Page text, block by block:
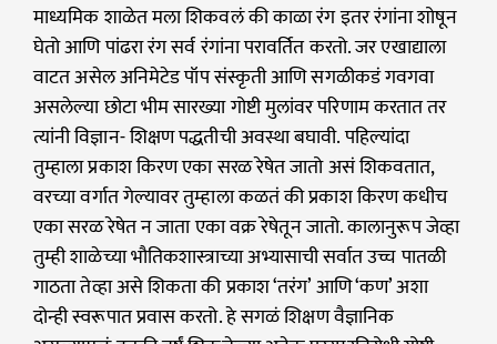
माध्यमिक शाळेत मला शिकवलं की काळा रंग इतर रंगांना शोषून
घेतो आणि पांढरा रंग सर्व रंगांना परावर्तित करतो. जर एखाद्याला
वाटत असेल अनिमेटेड पॉप संस्कृती आणि सगळीकडं गवगवा
असलेल्या छोटा भीम सारख्या गोष्टी मुलांवर परिणाम करतात तर
त्यांनी विज्ञान- शिक्षण पद्धतीची अवस्था बघावी. पहिल्यांदा
तुम्हाला प्रकाश किरण एका सरळ रेषेत जातो असं शिकवतात,
वरच्या वर्गात गेल्यावर तुम्हाला कळतं की प्रकाश किरण कधीच
एका सरळ रेषेत न जाता एका वक्र रेषेतून जातो. कालानुरूप जेव्हा
तुम्ही शाळेच्या भौतिकशास्त्राच्या अभ्यासाची सर्वात उच्च पातळी
गाठता तेव्हा असे शिकता की प्रकाश ‘तरंग’ आणि ‘कण’ अशा
दोन्ही स्वरूपात प्रवास करतो. हे सगळं शिक्षण वैज्ञानिक